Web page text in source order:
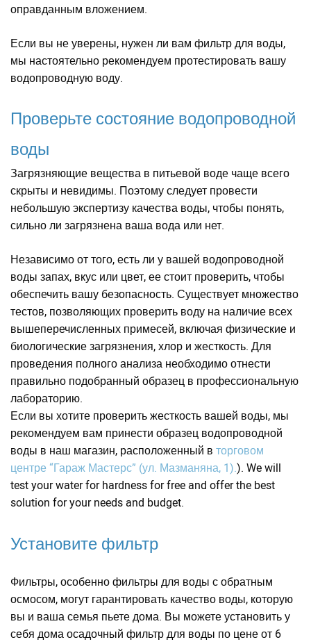
оправданным вложением.
Если вы не уверены, нужен ли вам фильтр для воды,
мы настоятельно рекомендуем протестировать вашу
водопроводную воду.
Проверьте состояние водопроводной
воды
Загрязняющие вещества в питьевой воде чаще всего
скрыты и невидимы. Поэтому следует провести
небольшую экспертизу качества воды, чтобы понять,
сильно ли загрязнена ваша вода или нет.
Независимо от того, есть ли у вашей водопроводной
воды запах, вкус или цвет, ее стоит проверить, чтобы
обеспечить вашу безопасность. Существует множество
тестов, позволяющих проверить воду на наличие всех
вышеперечисленных примесей, включая физические и
биологические загрязнения, хлор и жесткость. Для
проведения полного анализа необходимо отнести
правильно подобранный образец в профессиональную
лабораторию.
Если вы хотите проверить жесткость вашей воды, мы
рекомендуем вам принести образец водопроводной
воды в наш магазин, расположенный в торговом
центре “Гараж Мастерс” (ул. Мазманяна, 1). ). We will
test your water for hardness for free and offer the best
solution for your needs and budget.
Установите фильтр
Фильтры, особенно фильтры для воды с обратным
осмосом, могут гарантировать качество воды, которую
вы и ваша семья пьете дома. Вы можете установить у
себя дома осадочный фильтр для воды по цене от 6